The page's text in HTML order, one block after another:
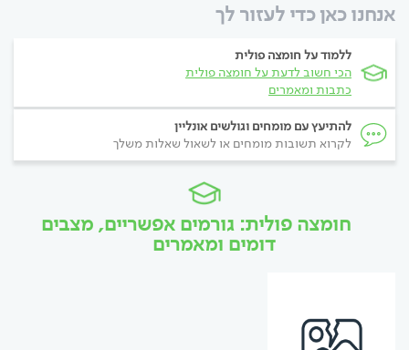
אנחנו כאן כדי לעזור לך
ללמוד על חומצה פולית
הכי חשוב לדעת על חומצה פולית
כתבות ומאמרים
להתיעץ עם מומחים וגולשים אונליין
לקרוא תשובות מומחים או לשאול שאלות משלך
חומצה פולית: גורמים אפשריים, מצבים
דומים ומאמרים